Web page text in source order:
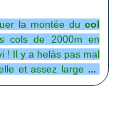
la montée du col
cols de 2000m en
! Il y a helàs pas mal
et assez large du